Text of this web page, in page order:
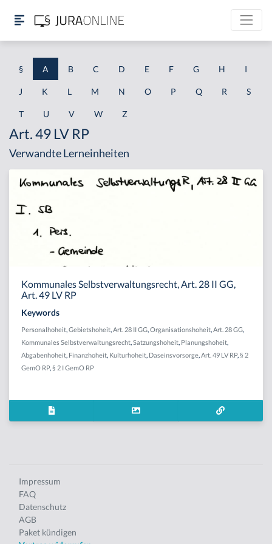
§ A B C D E F G H I
J K L M N O P Q R S
T U V W Z
Art. 49 LV RP
Verwandte Lerneinheiten
Kommunales Selbstverwaltungsrecht, Art. 28 II GG,
Art. 49 LV RP
Keywords
Personalhoheit Gebietshoheit Art. 28 II GG Organisationshoheit Art. 28 GG
Kommunales Selbstverwaltungsrecht Satzungshoheit Planungshoheit
Abgabenhoheit Finanzhoheit Kulturhoheit Daseinsvorsorge Art. 49 LV RP, § 2
GemO RP, § 2 I GemO RP
Impressum
FAQ
Datenschutz
AGB
Paket kündigen